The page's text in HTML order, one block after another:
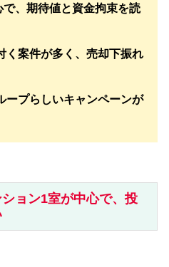
で、期待値と資金拘束を読
く案件が多く、売却下振れ
ープらしいキャンペーンが
ョン1室が中心で、投